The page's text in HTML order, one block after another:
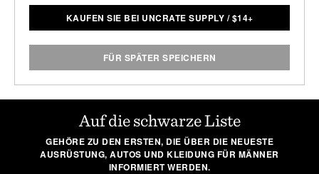
KAUFEN SIE BEI UNCRATE SUPPLY /$14+
FÜR SPÄTER SPEICHERN
Auf die schwarze Liste
GEHÖRE ZU DEN ERSTEN, DIE ÜBER DIE NEUESTE
AUSRÜSTUNG, AUTOS UND KLEIDUNG FÜR MÄNNER
INFORMIERT WERDEN.